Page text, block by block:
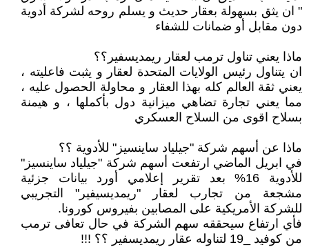
" ان يثق بسهولة بعقار حديث و يسلم روحه لشركة أدوية
دون مقابل أو ضمانات للشفاء
ماذا يعني تناول ترمب لعقار ريمديسفير؟؟
ان يتناول رئيس الولايات المتحدة لعقار و يثبت فاعليته ،
يعني ثقة العالم كله بهذا العقار و محاولة الحصول عليه ،
مما يعني تجارة تضاهي ميزانية دول بأكملها ، و هيمنة
بسلاح اقوى من السلاح العسكري
ماذا عن أسهم شركة "جيلياد ساينسيز" للأدوية ؟؟
في ابريل الماضي ارتفعت أسهم شركة "جيلياد ساينسيز"
للأدوية 16% بعد تقرير إعلامي أورد بيانات جزئية
مشجعة من تجارب لعقار "ريمديسيفير" التجريبي
للشركة الأمريكية على المصابين بفيروس كورونا.
فأي ارتفاع سيحققه سهم الشركة في حال تعافى ترمب
من كوفيد _19 لتناوله عقار ريمديسفير ؟؟ !!!